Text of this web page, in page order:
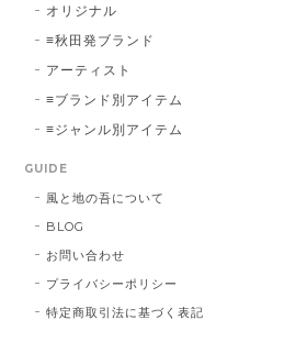
オリジナル
≡秋田発ブランド
アーティスト
≡ブランド別アイテム
≡ジャンル別アイテム
GUIDE
風と地の吾について
BLOG
お問い合わせ
プライバシーポリシー
特定商取引法に基づく表記